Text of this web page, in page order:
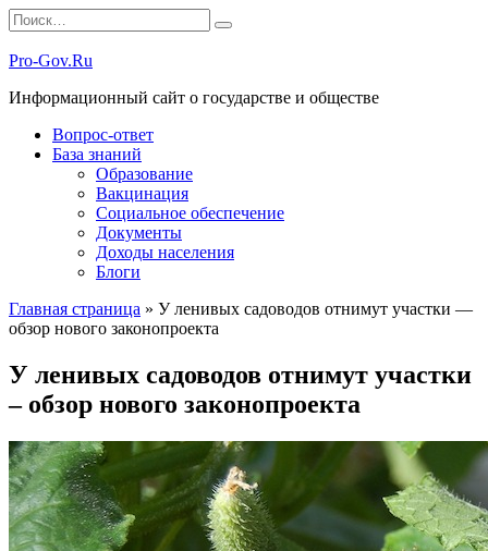
Перейти
к
содержанию
Search
for:
Pro-Gov.Ru
Информационный сайт о государстве и обществе
Вопрос-ответ
База знаний
Образование
Вакцинация
Социальное обеспечение
Документы
Доходы населения
Блоги
Главная страница » У ленивых садоводов отнимут участки —
обзор нового законопроекта
У ленивых садоводов отнимут участки
– обзор нового законопроекта